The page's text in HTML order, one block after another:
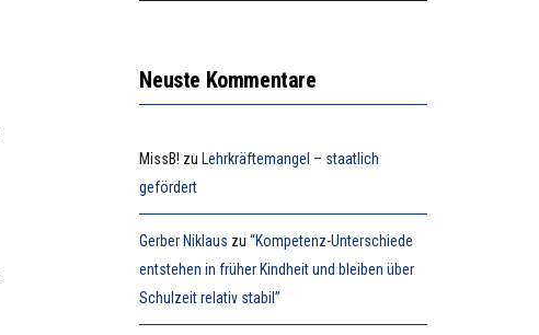
Neuste Kommentare
MissB! zu Lehrkräftemangel – staatlich
gefördert
Gerber Niklaus zu“Kompetenz-Unterschiede
entstehen in früher Kindheit und bleiben über
Schulzeit relativ stabil”